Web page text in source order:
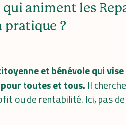
animent les
pratique ?
et bénévole qui
toutes et tous. Il
ou de rentabilité. Ici, pas